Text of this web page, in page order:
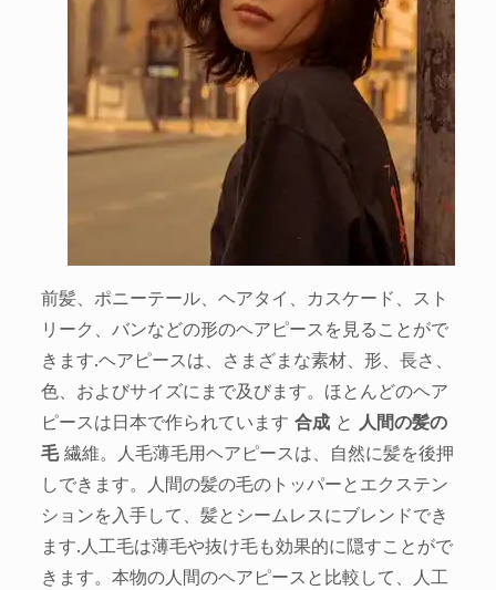
前髪、ポニーテール、ヘアタイ、カスケード、スト
リーク、バンなどの形のヘアピースを見ることがで
きます.ヘアピースは、さまざまな素材、形、長さ、
色、およびサイズにまで及びます。ほとんどのヘア
ピースは日本で作られています 合成と 人間の髪の
毛繊維。人毛薄毛用ヘアピースは、自然に髪を後押
しできます。人間の髪の毛のトッパーとエクステン
ションを入手して、髪とシームレスにブレンドでき
ます.人工毛は薄毛や抜け毛も効果的に隠すことがで
きます。本物の人間のヘアピースと比較して、人工